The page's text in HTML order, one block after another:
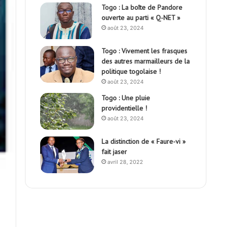
Togo : La boîte de Pandore
ouverte au parti « Q-NET »
août 23, 2024
Togo : Vivement les frasques
des autres marmailleurs de la
politique togolaise !
août 23, 2024
Togo : Une pluie
providentielle !
août 23, 2024
La distinction de « Faure-vi »
fait jaser
avril 28, 2022